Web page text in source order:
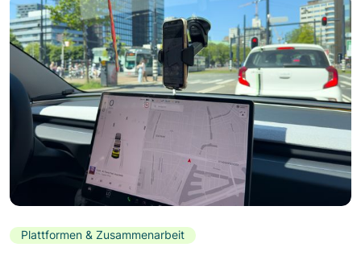
Plattformen & Zusammenarbeit